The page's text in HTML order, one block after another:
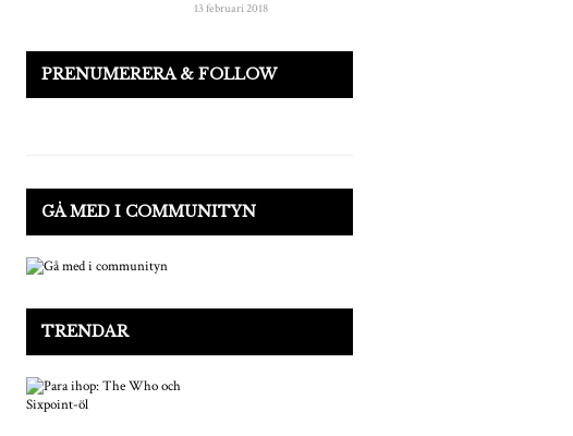
13 februari 2018
PRENUMERERA & FOLLOW
GÅ MED I COMMUNITYN
TRENDAR